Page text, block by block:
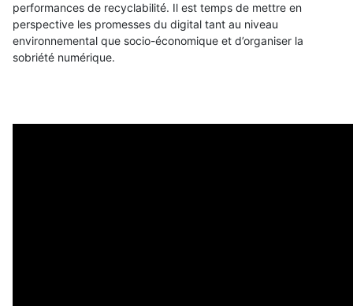
performances de recyclabilité. Il est temps de mettre en
perspective les promesses du digital tant au niveau
environnemental que socio-économique et d’organiser la
sobriété numérique.